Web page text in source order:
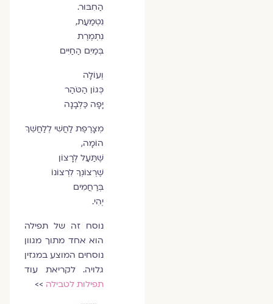
הַחִבּוּר.
נִטְמַעַת,
נִתְמֶרֶת
בְּמַיִם הַחַיִּים
וְעוֹלָה
כְּגוֹן הַטֹּהַר
יָפָה כַּלְּבָנָה
מְצָרֶפֶת לַחֲשִׁי לְלַחֲשֵׁךְ
הוֹמָה,
שֶׁתַּעַל לְרָצוֹן
שֶׁרְצוֹנְךָ לִרְצוֹנוֹ
בְּרַחֲמִים
יְהִי.
נוסח זה של תפילה
הוא אחד מתוך מגוון
נוסחים המוצע במגזין
גלויה. לקריאת עוד
תפילות לטבילה>>